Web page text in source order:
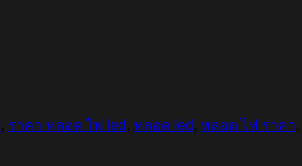
, ราคา หลอด ไฟ led , หลอด led , หลอด ไฟ ราคา,